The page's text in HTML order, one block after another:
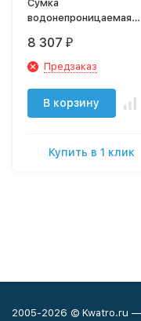
Сумка
водонепроницаемая
black
8 307 ₽
Предзаказ
В корзину
Купить в 1 клик
2005-2026 © Kwatro.ru —